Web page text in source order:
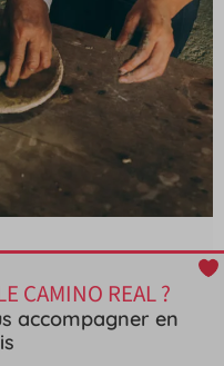
CAMINO REAL ?
accompagner en